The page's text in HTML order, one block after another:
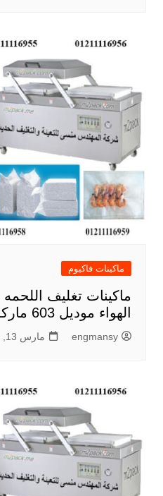
ماكينات فاكيوم
ماكينات تغليف
الهواء موديل 603 ماركة المهندس منسى
engmansy مارس 13, 2023